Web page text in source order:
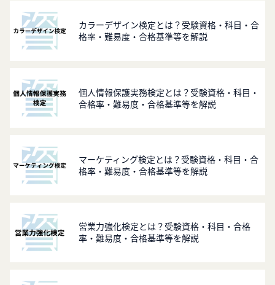
カラーデザイン検定とは？受験資格・科目・合
格率・難易度・合格基準等を解説
個人情報保護実務検定とは？受験資格・科目・
合格率・難易度・合格基準等を解説
マーケティング検定とは？受験資格・科目・合
格率・難易度・合格基準等を解説
営業力強化検定とは？受験資格・科目・合格
率・難易度・合格基準等を解説